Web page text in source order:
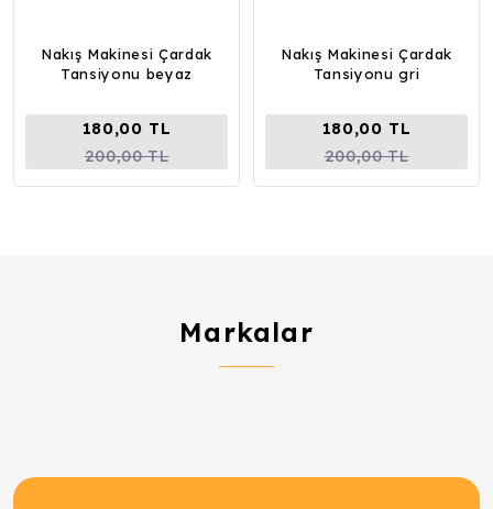
Nakış Makinesi Çardak
Tansiyonu beyaz
180,00 TL
200,00 TL
Nakış Makinesi Çardak
Tansiyonu gri
180,00 TL
200,00 TL
Markalar